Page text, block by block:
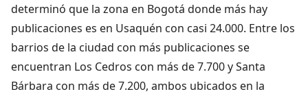
determinó que la zona en Bogotá donde más hay
publicaciones es en Usaquén con casi 24.000. Entre los
barrios de la ciudad con más publicaciones se
encuentran Los Cedros con más de 7.700 y Santa
Bárbara con más de 7.200, ambos ubicados en la